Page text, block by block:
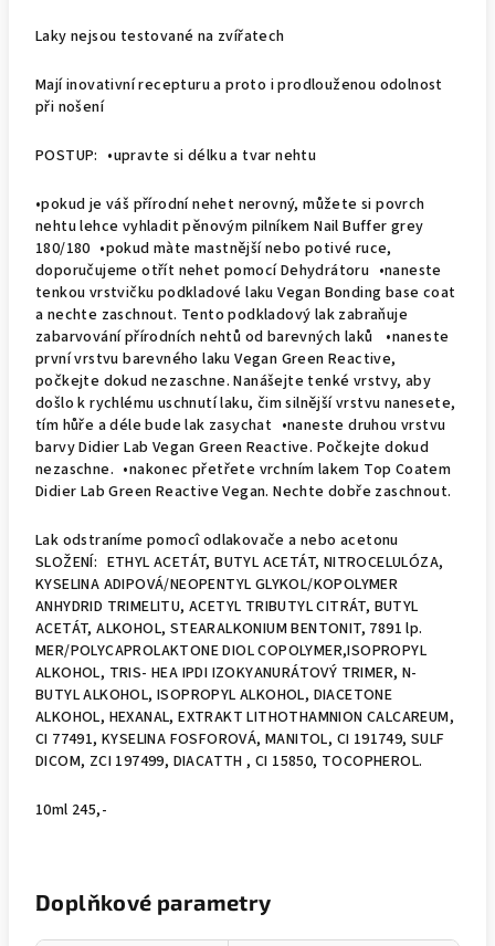
Laky nejsou testované na zvířatech
Mají inovativní recepturu a proto i prodlouženou odolnost
při nošení
POSTUP: •upravte si délku a tvar nehtu
•pokud je váš přírodní nehet nerovný, můžete si povrch
nehtu lehce vyhladit pěnovým pilníkem Nail Buffer grey
180/180 •pokud màte mastnější nebo potivé ruce,
doporučujeme otřít nehet pomocí Dehydrátoru •naneste
tenkou vrstvičku podkladové laku Vegan Bonding base coat
a nechte zaschnout. Tento podkladový lak zabraňuje
zabarvování přírodních nehtů od barevných laků •naneste
první vrstvu barevného laku Vegan Green Reactive,
počkejte dokud nezaschne. Nanášejte tenké vrstvy, aby
došlo k rychlému uschnutí laku, čim silnější vrstvu nanesete,
tím hůře a déle bude lak zasychat •naneste druhou vrstvu
barvy Didier Lab Vegan Green Reactive. Počkejte dokud
nezaschne. •nakonec přetřete vrchním lakem Top Coatem
Didier Lab Green Reactive Vegan. Nechte dobře zaschnout.
Lak odstraníme pomocî odlakovače a nebo acetonu
SLOŽENÍ: ETHYL ACETÁT, BUTYL ACETÁT, NITROCELULÓZA,
KYSELINA ADIPOVÁ/NEOPENTYL GLYKOL/KOPOLYMER
ANHYDRID TRIMELITU, ACETYL TRIBUTYL CITRÁT, BUTYL
ACETÁT, ALKOHOL, STEARALKONIUM BENTONIT, 7891 lp.
MER/POLYCAPROLAKTONE DIOL COPOLYMER,ISOPROPYL
ALKOHOL, TRIS- HEA IPDI IZOKYANURÁTOVÝ TRIMER, N-
BUTYL ALKOHOL, ISOPROPYL ALKOHOL, DIACETONE
ALKOHOL, HEXANAL, EXTRAKT LITHOTHAMNION CALCAREUM,
CI 77491, KYSELINA FOSFOROVÁ, MANITOL, CI 191749, SULF
DICOM, ZCI 197499, DIACATTH , CI 15850, TOCOPHEROL.
10ml 245,-
Doplňkové parametry